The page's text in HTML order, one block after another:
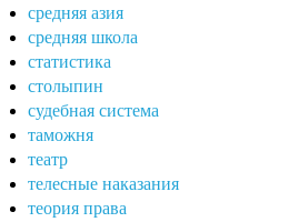
средняя азия
средняя школа
статистика
столыпин
судебная система
таможня
театр
телесные наказания
теория права